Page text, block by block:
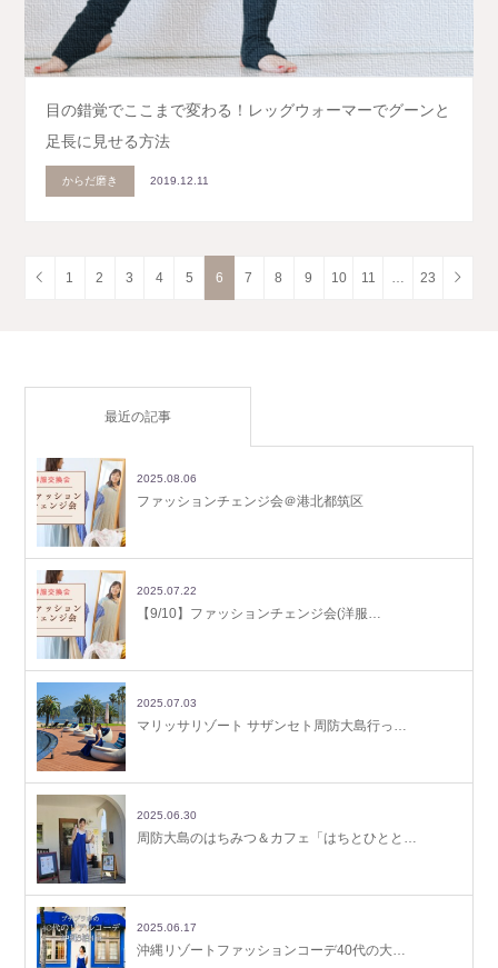
目の錯覚でここまで変わる！レッグウォーマーでグーンと
足長に見せる方法
からだ磨き 2019.12.11
1 2 3 4 5 6 7 8 9 10 11 23
最近の記事
2025.08.06
ファッションチェンジ会＠港北都筑区
2025.07.22
【9/10】ファッションチェンジ会(洋服…
2025.07.03
マリッサリゾート サザンセト周防大島行っ…
2025.06.30
周防大島のはちみつ＆カフェ「はちとひとと…
2025.06.17
沖縄リゾートファッションコーデ40代の大…